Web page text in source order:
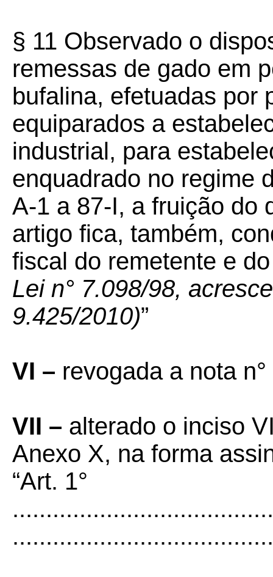
§ 11 Observado o
remessas de gado em
bufalina, efetuadas por
equiparados a
industrial, para
enquadrado no regime
A-1 a 87-I, a fruição do
artigo fica, também,
fiscal do remetente e
Lei n° 7.098/98,
9.425/2010)”
VI – revogada a nota
VII – alterado o inciso
Anexo X, na forma
“Art. 1°